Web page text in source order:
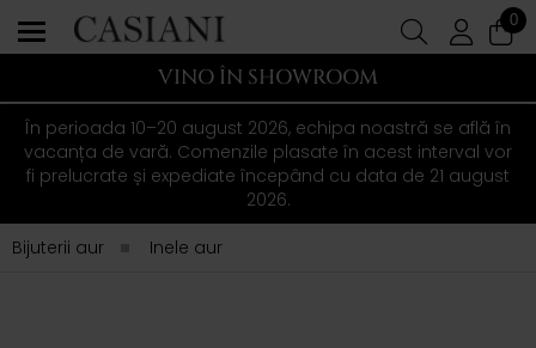
0
VINO ÎN SHOWROOM
În perioada 10–20 august 2026, echipa noastră se află în
vacanța de vară. Comenzile plasate în acest interval vor
fi prelucrate și expediate începând cu data de 21 august
2026.
Bijuterii aur
Inele aur